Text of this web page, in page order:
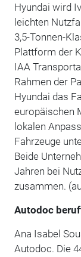
Hyundai wird
leichten
3,5-Tonnen-
Plattform der
IAA
Rahmen der
Hyundai das
europäischen
lokalen
Fahrzeuge
Beide
Jahren bei
zusammen.
Autodoc
Ana Isabel
Autodoc. Die